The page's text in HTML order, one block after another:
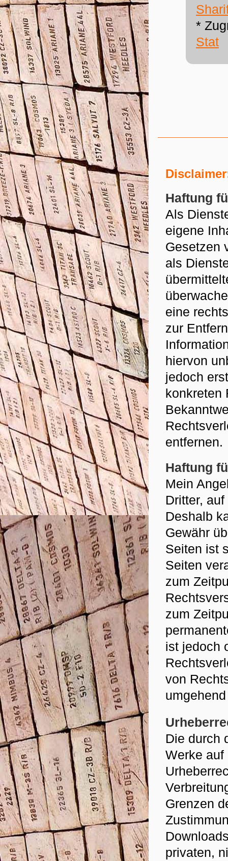
*
Stat
Haftung
Als
eigene
Gesetzen
als
eine
zur
hiervon
jedoch
konkreten
entfernen.
Haftung
Mein
Dritter,
Deshalb
Gewähr
Seiten ist
Seiten
zum
zum
ist jedoch
von
Die durch
Werke auf
Grenzen
privaten,